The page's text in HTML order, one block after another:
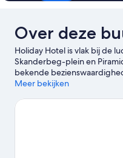
Over deze
Holiday Hotel is vlak bij de
Skanderbeg-plein en
bekende
winkelen, kunnen een
tijdens je verblijf? Bekijk het
Meer bekijken